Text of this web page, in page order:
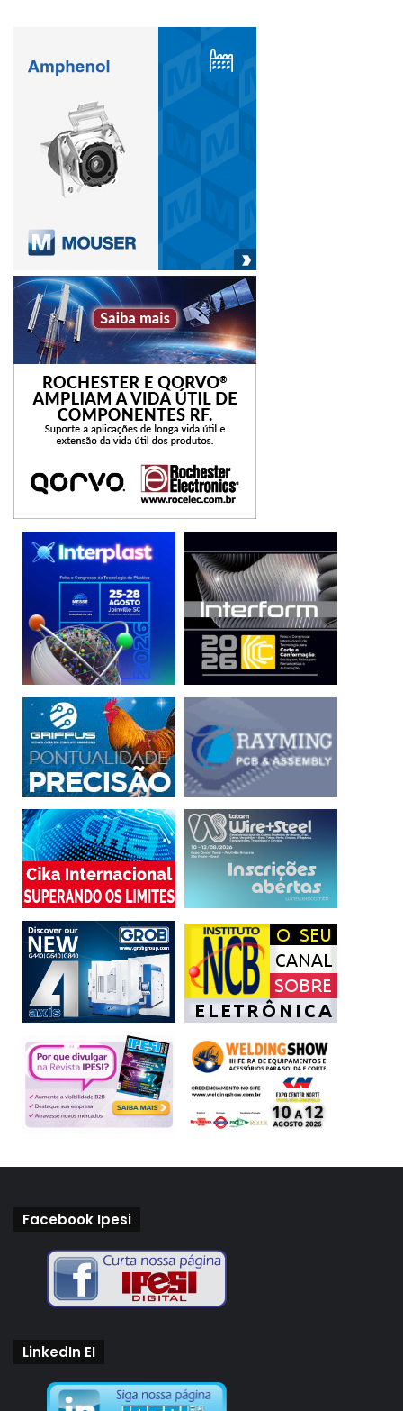
oferece proteção IP69K – tornando-o ideal para salas
limpas ou produção de alimentos e bebidas.
Totalmente integrado no ecossistema da B&R, os
transportadores podem ser sincronizados com servoeixos,
robôs, sistemas de esteira e câmeras de visão de máquina
com precisão de microssegundos. O planejamento do
trajeto dos transportadores é feito em um controlador
que significa que não tem impacto no desempenho da
rede ou no sistema de controle da máquina. Para sistemas
com mais de 200 segmentos ou 50 transportadores vários
controladores podem ser sincronizados entre si.
Diferente de outros sistemas comparáveis, cada
transportador Acopos 6D recebe uma identificação
globalmente exclusiva. Na inicialização, o controlador sabe
imediatamente a localização de cada transportador nos
segmentos do motor, e a produção pode começar sem
sequências de “homing” demoradas ou entrada manual por
um operador. Os transportadores oferecem repetibilidade
de posicionamento de ± 5 µm, tornando o Acopos 6D
adequado para aplicações com requisitos de
posicionamento rígidos, como na indústria eletrônica e na
montagem de componentes mecânicos e eletrônicos.
O Acopos 6D oferece possibilidades quase ilimitadas no
projeto da máquina e é de fácil configuração. Algoritmos
sofisticados garantem que o transportador siga um
caminho ideal, evitando colisões e minimizando o
consumo de energia. Com isso, os desenvolvedores ficam
livres para se concentrar em sua tarefa principal:
desenvolver processos de máquina ideais que
proporcionem produtividade máxima.
De acordo com Rodrigo Costa, gerente Regional/SP da
B&R, o Acopos 6D já está sendo utilizado em clientes em
um programa piloto. Ele destaca, também, que empresas
os principais interessados nesse tipo de transportador.
(texto:Franco Tanio/foto: divulgação)
Acopos 6D B&R
Levitação magnética Produção
Facebook Ipesi
LinkedIn EI